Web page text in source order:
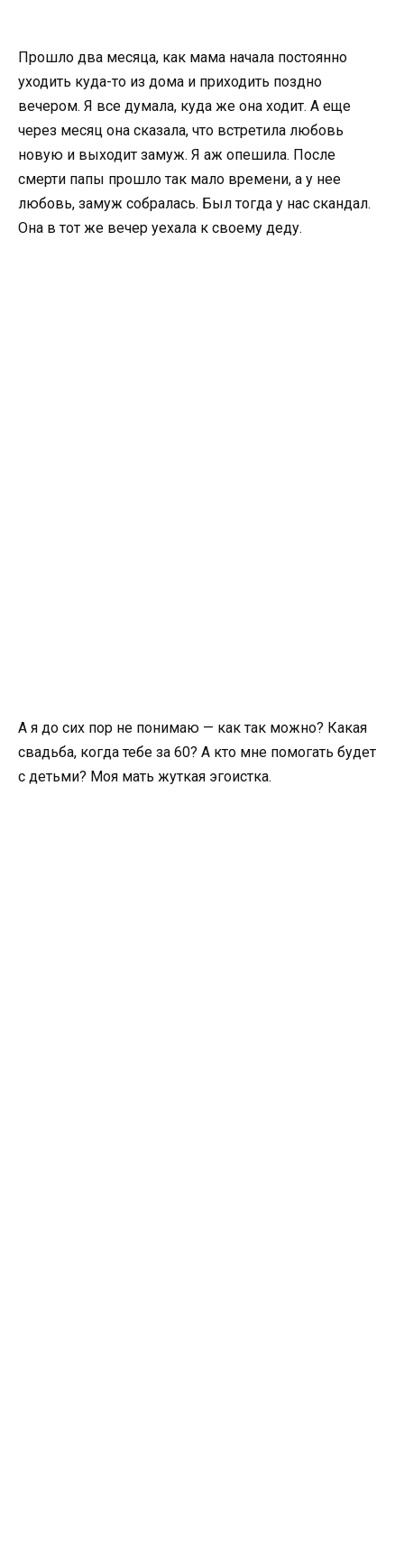
Прошло два месяца, как мама начала постоянно
уходить куда-то из дома и приходить поздно
вечером. Я все думала, куда же она ходит. А еще
через месяц она сказала, что встретила любовь
новую и выходит замуж. Я аж опешила. После
смерти папы прошло так мало времени, а у нее
любовь, замуж собралась. Был тогда у нас скандал.
Она в тот же вечер уехала к своему деду.
А я до сих пор не понимаю — как так можно? Какая
свадьба, когда тебе за 60? А кто мне помогать будет
с детьми? Моя мать жуткая эгоистка.